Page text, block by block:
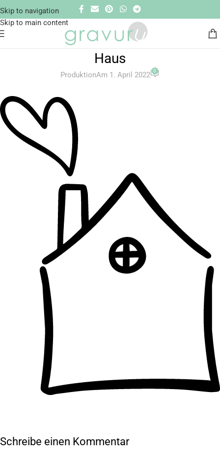
Skip to navigation
Skip to main content
Haus
ProduktionAm 1. April 2022 0
Schreibe einen Kommentar